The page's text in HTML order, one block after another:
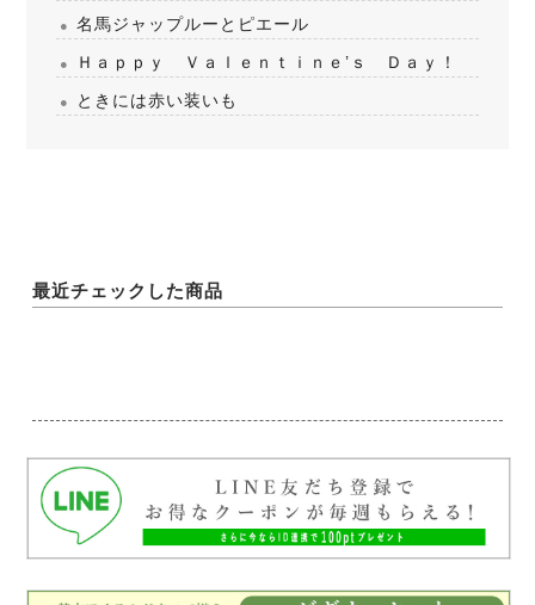
名馬ジャップルーとピエール
Ｈａｐｐｙ Ｖａｌｅｎｔｉｎｅ’ｓ Ｄａｙ！
ときには赤い装いも
最近チェックした商品